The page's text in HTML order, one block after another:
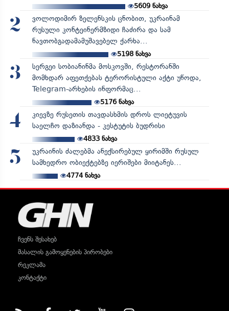
5609 ნახვა
2
ვოლოდიმირ ზელენსკის ცნობით, უკრაინამ
რუსული კონტეინერმზიდი ჩაძირა და სამ
ნავთობგადამამუშავებელ ქარხა...
5198ნახვა
3
სერგეი სობიანინმა მოსკოვში, რესტორანში
მომხდარ აფეთქებას ტერორისტული აქტი უწოდა,
Telegram-არხების ინფორმაც...
5176ნახვა
4
კიევზე რუსეთის თავდასხმის დროს ლიეტუვის
საელჩო დაზიანდა - კესტუტის ბუდრისი
4833ნახვა
5
უკრაინის ძალებმა ანექსირებულ ყირიმში რუსულ
სამხედრო ობიექტებზე იერიშები მიიტანეს...
4774ნახვა
ჩვენს შესახებ
მასალის გამოყენების პირობები
რეკლამა
კონტაქტი